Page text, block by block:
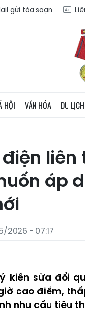
gửi tòa soạn
HỘI VĂN HÓA DU LỊCH
điện
áp
2026 - 07:17
kiến sửa đổi
cao điểm,
nhu cầu tiêu